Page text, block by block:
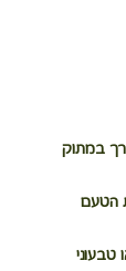
במתוק
הטעם